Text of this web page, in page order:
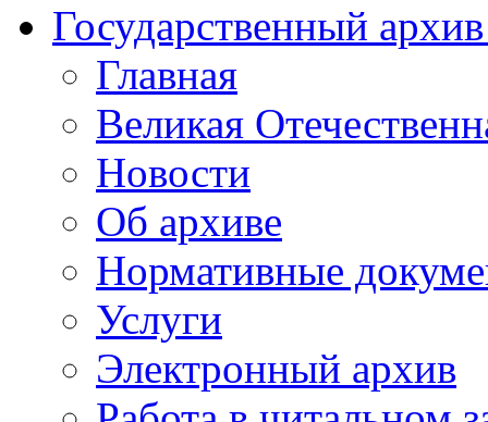
Государственный
Главная
Великая
Новости
Об архиве
Нормативные
Услуги
Электронный архив